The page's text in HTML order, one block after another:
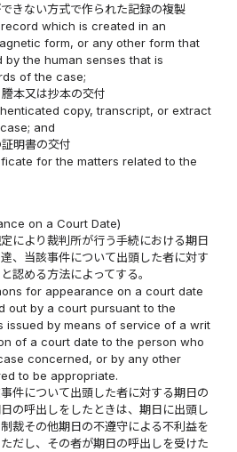
きない方式で作られた記録の複製
which is created in an
form, or any other form that
the human senses that is
of the case;
本又は抄本の交付
copy, transcript, or extract
and
明書の交付
for the matters related to the
on a Court Date)
により裁判所が行う手続における期日
、当該事件について出頭した者に対す
認める方法によってする。
for appearance on a court date
out by a court pursuant to the
issued by means of service of a writ
of a court date to the person who
concerned, or by any other
to be appropriate.
件について出頭した者に対する期日の
の呼出しをしたときは、期日に出頭し
裁その他期日の不遵守による不利益を
だし、その者が期日の呼出しを受けた